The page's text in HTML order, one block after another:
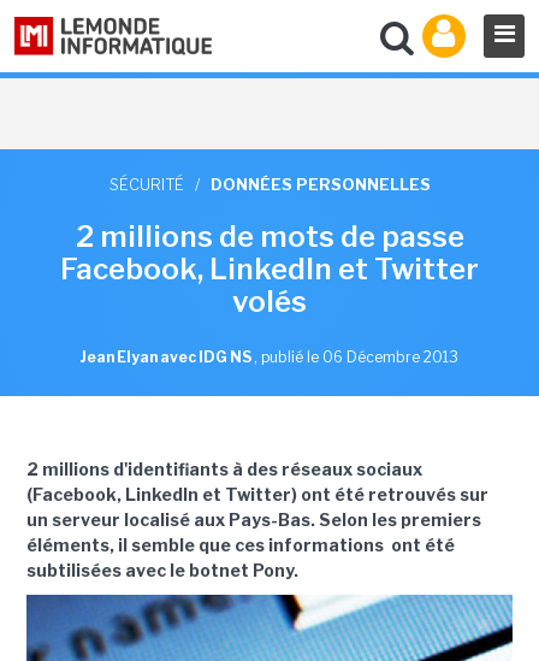
SÉCURITÉ / DONNÉES PERSONNELLES
2 millions de mots de passe
Facebook, LinkedIn et Twitter
volés
Jean Elyan avec IDG NS , publié le 06 Décembre 2013
2 millions d'identifiants à des réseaux sociaux
(Facebook, LinkedIn et Twitter) ont été retrouvés sur
un serveur localisé aux Pays-Bas. Selon les premiers
éléments, il semble que ces informations ont été
subtilisées avec le botnet Pony.